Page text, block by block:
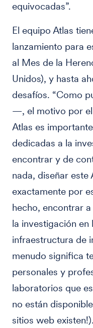
equivocadas”.
El equipo Atlas
lanzamiento para
al Mes de la
Unidos), y hasta
desafíos. “Como
—, el motivo por el
Atlas es
dedicadas a la
encontrar y de
nada, diseñar este
exactamente por
hecho, encontrar
la investigación en
infraestructura de
menudo significa
personales y
laboratorios que
no están
sitios web